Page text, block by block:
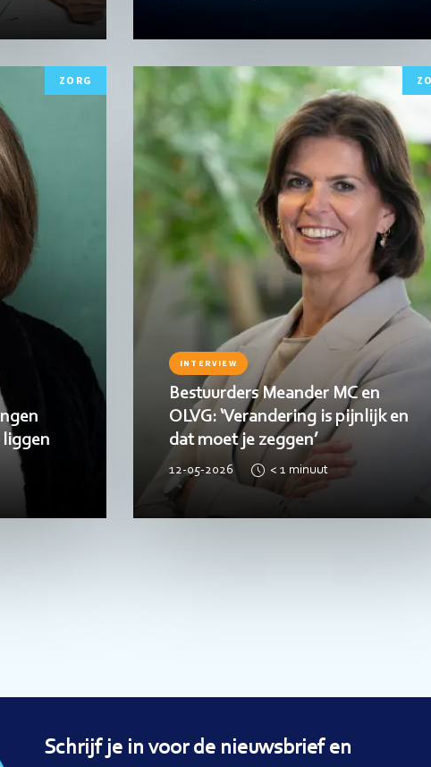
ZORG
liggen
INTERVIEW
Bestuurders Meander MC en
OLVG: ‘Verandering is pijnlijk en
dat moet je zeggen’
12-05-2026 < 1 minuut
Schrijf je in voor de nieuwsbrief en